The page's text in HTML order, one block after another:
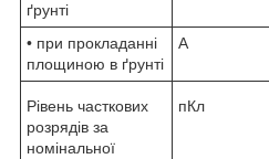
ґрунті
• при прокладанні
площиною в ґрунті
А
Рівень часткових
розрядів за
номінальної
пКл